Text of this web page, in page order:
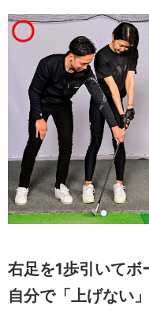
右足を1歩引いてボ
自分で「上げない